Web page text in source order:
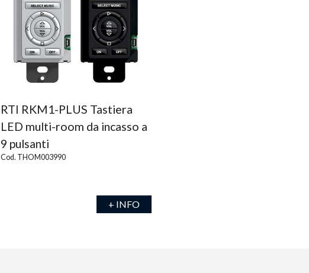
RTI RKM1-PLUS Tastiera
LED multi-room da incasso a
9 pulsanti
Cod. THOM003990
+ INFO